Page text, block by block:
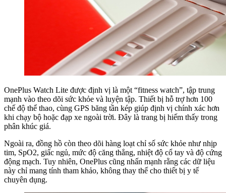
OnePlus Watch Lite được định vị là một “fitness watch”, tập trung
mạnh vào theo dõi sức khỏe và luyện tập. Thiết bị hỗ trợ hơn 100
chế độ thể thao, cùng GPS băng tần kép giúp định vị chính xác hơn
khi chạy bộ hoặc đạp xe ngoài trời. Đây là trang bị hiếm thấy trong
phân khúc giá.
Ngoài ra, đồng hồ còn theo dõi hàng loạt chỉ số sức khỏe như nhịp
tim, SpO2, giấc ngủ, mức độ căng thẳng, nhiệt độ cổ tay và độ cứng
động mạch. Tuy nhiên, OnePlus cũng nhấn mạnh rằng các dữ liệu
này chỉ mang tính tham khảo, không thay thế cho thiết bị y tế
chuyên dụng.